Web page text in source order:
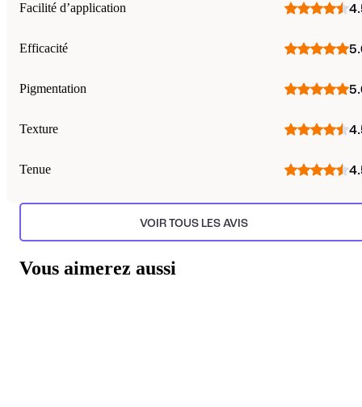
Facilité d’application
Efficacité
Pigmentation
Texture
Tenue
VOIR TOUS LES AVIS
Vous aimerez aussi